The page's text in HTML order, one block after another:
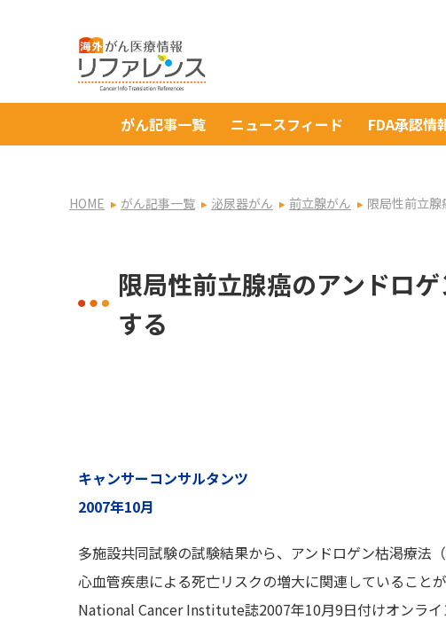
がん記事一覧 ニュースフィード FDA承認情
HOME がん記事一覧 泌尿器がん 前立腺がん 限局性前立
限局性前立腺癌のアンドロ
する
キャンサーコンサルタンツ
2007年10月
多施設共同試験の試験結果から、アンドロゲン枯渇療法
心血管疾患による死亡リスクの増大に関連しているこ
National Cancer Institute誌2007年10月9日付けオンライ